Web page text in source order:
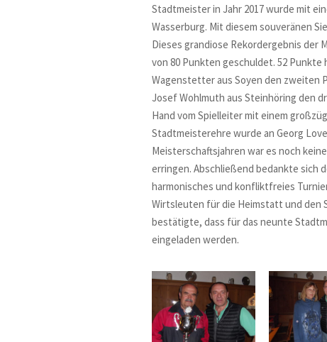
Stadtmeister in Jahr 2017 wurde mit
Wasserburg. Mit diesem souveränen
Dieses grandiose Rekordergebnis der
von 80 Punkten geschuldet. 52
Wagenstetter aus Soyen den zweiten
Josef Wohlmuth aus Steinhöring den
Hand vom Spielleiter mit einem
Stadtmeisterehre wurde an Georg
Meisterschaftsjahren war es noch
erringen. Abschließend bedankte sich
harmonisches und konfliktfreies
Wirtsleuten für die Heimstatt und den
bestätigte, dass für das neunte
eingeladen werden.